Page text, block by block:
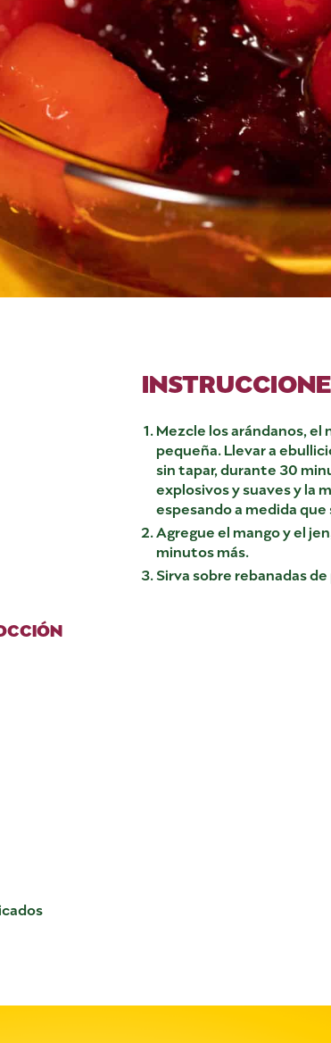
Mezcle los arándanos, el
pequeña. Llevar a
sin tapar, durante 30
explosivos y suaves y la
espesando a medida que
Agregue el mango y el
minutos más.
Sirva sobre rebanadas